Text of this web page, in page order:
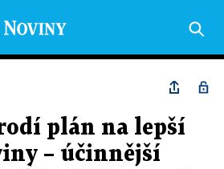
plán na lepší
– účinnější